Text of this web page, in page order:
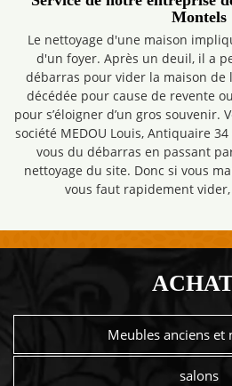
Montels
Le nettoyage d'une maison
d'un foyer. Après un deuil, il a
débarras pour vider la maison de
décédée pour cause de revente
pour s’éloigner d’un gros souvenir.
société MEDOU Louis, Antiquaire
vous du débarras en passant
nettoyage du site. Donc si vous
vous faut rapidement
Meubles anciens et
salons